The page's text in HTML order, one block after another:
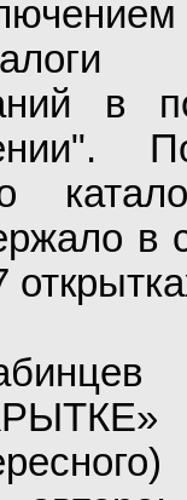
в
в